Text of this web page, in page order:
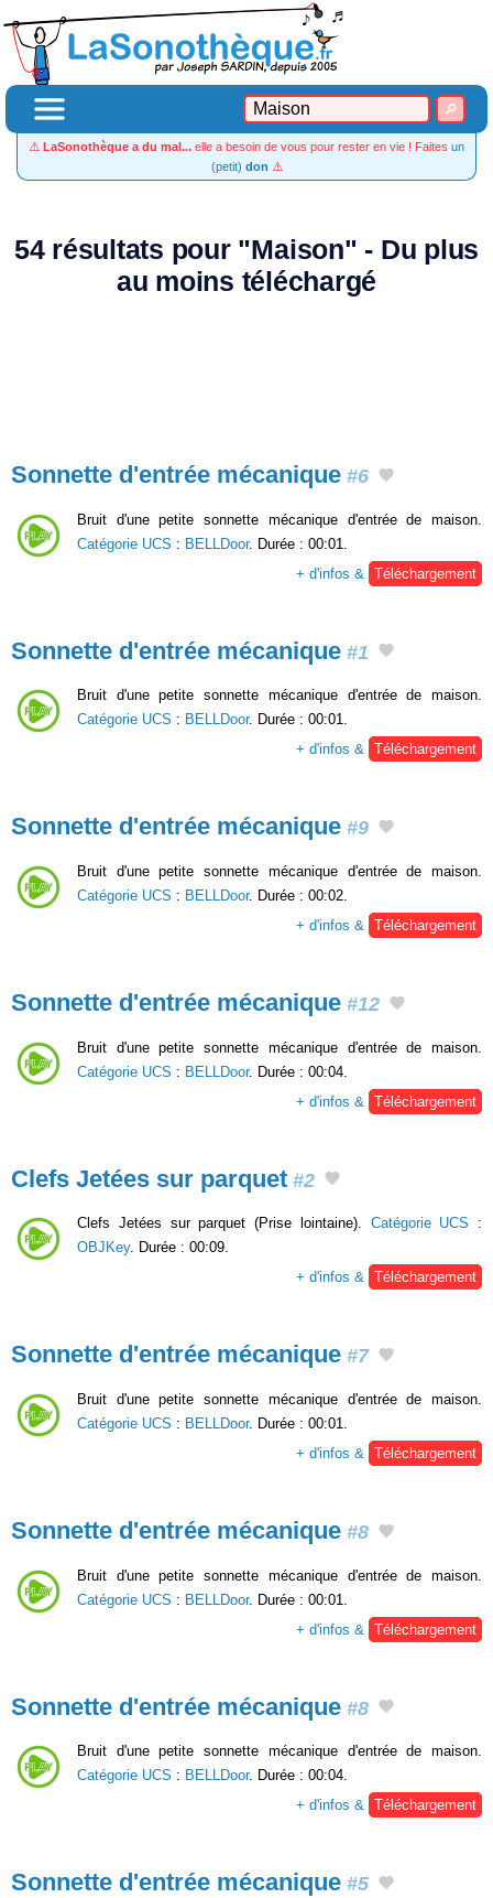
⚠️ LaSonothèque a du mal... elle a besoin de vous pour rester en vie ! Faites un
(petit) don ⚠️
54 résultats pour "Maison" - Du plus
au moins téléchargé
Sonnette d'entrée mécanique #6
Bruit d'une petite sonnette mécanique d'entrée de maison.
Catégorie UCS : BELLDoor. Durée : 00:01.
+ d'infos &
Téléchargement
Sonnette d'entrée mécanique #1
Bruit d'une petite sonnette mécanique d'entrée de maison.
Catégorie UCS : BELLDoor. Durée : 00:01.
+ d'infos & Téléchargement
Sonnette d'entrée mécanique #9
Bruit d'une petite sonnette mécanique d'entrée de maison.
Catégorie UCS : BELLDoor. Durée : 00:02.
+ d'infos &
Téléchargement
Sonnette d'entrée mécanique #12
Bruit d'une petite sonnette mécanique d'entrée de maison.
Catégorie UCS : BELLDoor. Durée : 00:04.
+ d'infos &
Téléchargement
Clefs Jetées sur parquet #2
Clefs Jetées sur parquet (Prise lointaine). Catégorie UCS :
OBJKey. Durée : 00:09.
+ d'infos & Téléchargement
Sonnette d'entrée mécanique #7
Bruit d'une petite sonnette mécanique d'entrée de maison.
Catégorie UCS : BELLDoor. Durée : 00:01.
+ d'infos &
Téléchargement
Sonnette d'entrée mécanique #8
Bruit d'une petite sonnette mécanique d'entrée de maison.
Catégorie UCS : BELLDoor. Durée : 00:01.
+ d'infos &
Téléchargement
Sonnette d'entrée mécanique #8
Bruit d'une petite sonnette mécanique d'entrée de maison.
Catégorie UCS : BELLDoor. Durée : 00:04.
+ d'infos & Téléchargement
Sonnette d'entrée mécanique #5